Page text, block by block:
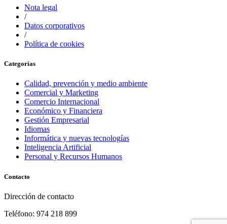
Nota legal
/
Datos corporativos
/
Política de cookies
Categorias
Calidad, prevención y medio ambiente
Comercial y Marketing
Comercio Internacional
Económico y Financiera
Gestión Empresarial
Idiomas
Informática y nuevas tecnologías
Inteligencia Artificial
Personal y Recursos Humanos
Contacto
Dirección de contacto
Teléfono: 974 218 899